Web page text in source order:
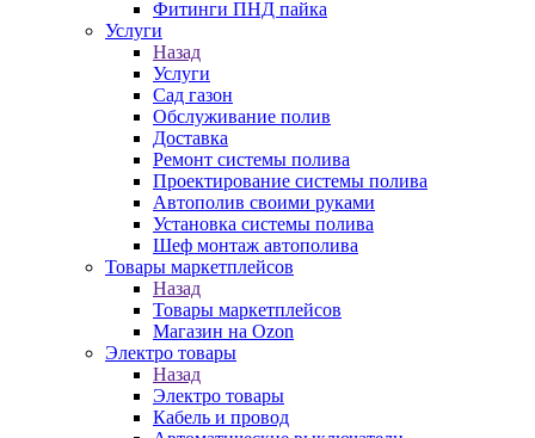
Фитинги ПНД пайка
Услуги
Назад
Услуги
Сад газон
Обслуживание полив
Доставка
Ремонт системы полива
Проектирование системы полива
Автополив своими руками
Установка системы полива
Шеф монтаж автополива
Товары маркетплейсов
Назад
Товары маркетплейсов
Магазин на Ozon
Электро товары
Назад
Электро товары
Кабель и провод